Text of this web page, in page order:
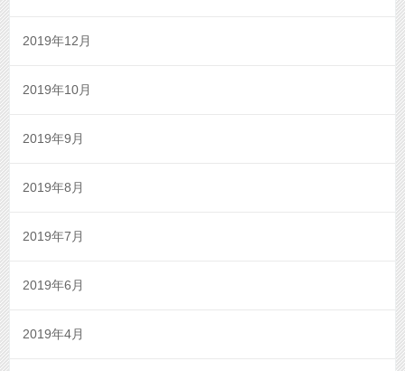
2019年12月
2019年10月
2019年9月
2019年8月
2019年7月
2019年6月
2019年4月